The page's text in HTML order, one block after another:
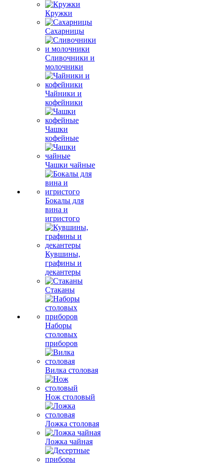
Кружки
Сахарницы
Сливочники и
молочники
Чайники и
кофейники
Чашки
кофейные
Чашки чайные
Бокалы для
вина и
игристого
Кувшины,
графины и
декантеры
Стаканы
Наборы
столовых
приборов
Вилка столовая
Нож столовый
Ложка столовая
Ложка чайная